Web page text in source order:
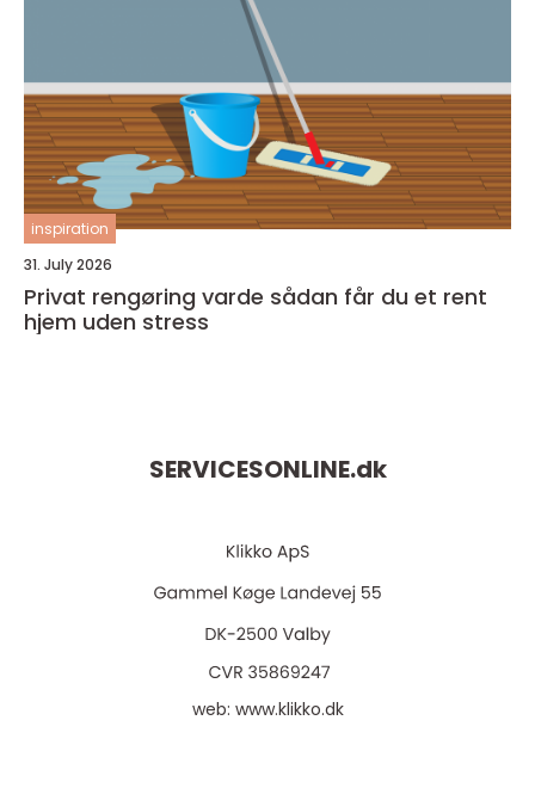
inspiration
31. July 2026
Privat rengøring varde sådan får du et rent
hjem uden stress
SERVICESONLINE.dk
web: www.klikko.dk